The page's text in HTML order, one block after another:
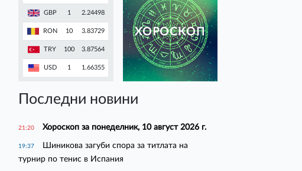
GBP 1 2.24498
RON 10 3.83729
TRY 100 3.87564
USD 1 1.66355
ХОРОСКОП
Последни новини
21:20 Хороскоп за понеделник, 10 август 2026 г.
19:37
Шиникова загуби спора за титлата на
турнир по тенис в Испания